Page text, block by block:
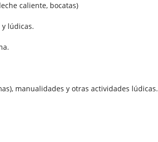
caliente, bocatas)
lúdicas.
manualidades y otras actividades lúdicas.